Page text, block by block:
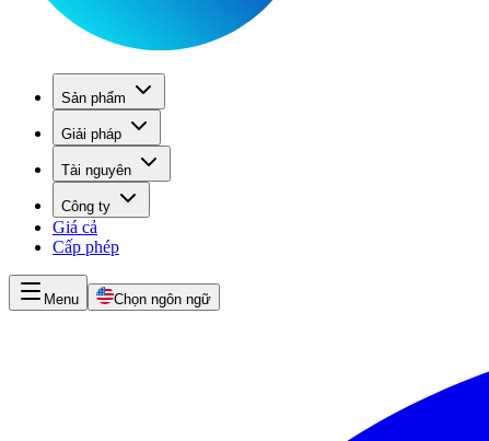
Sản phẩm
Giải pháp
Tài nguyên
Công ty
Giá cả
Cấp phép
Menu Chọn ngôn ngữ